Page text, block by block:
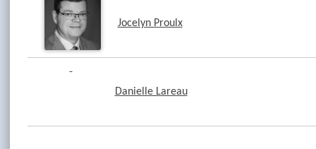
Jocelyn Proulx
Danielle Lareau